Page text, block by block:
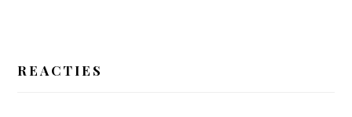
INTERACTIES
REACTIES